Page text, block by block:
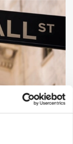
lektie fra et